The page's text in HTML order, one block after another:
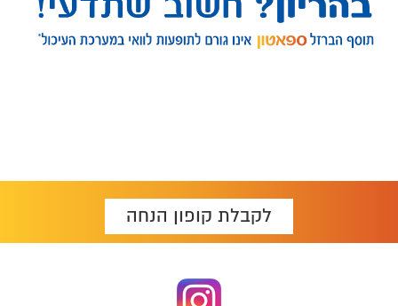
לקבלת קופון הנחה